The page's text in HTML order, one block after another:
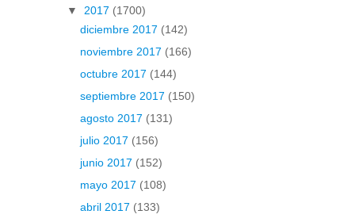
▼ 2017 (1700)
diciembre 2017 (142)
noviembre 2017 (166)
octubre 2017 (144)
septiembre 2017 (150)
agosto 2017 (131)
julio 2017 (156)
junio 2017 (152)
mayo 2017 (108)
abril 2017 (133)